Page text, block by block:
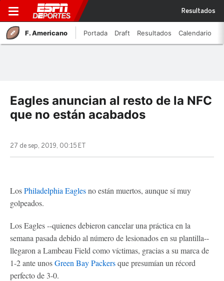
Resultados
F. Americano Portada Draft Resultados Calendario
Eagles anuncian al resto de la NFC
que no están acabados
27 de sep, 2019, 00:15 ET
LosPhiladelphia Eaglesno están muertos, aunque sí muy
golpeados.
Los Eagles --quienes debieron cancelar una práctica en la
semana pasada debido al número de lesionados en su plantilla--
llegaron a Lambeau Field como víctimas, gracias a su marca de
1-2 ante unosGreen Bay Packersque presumían un récord
perfecto de 3-0.